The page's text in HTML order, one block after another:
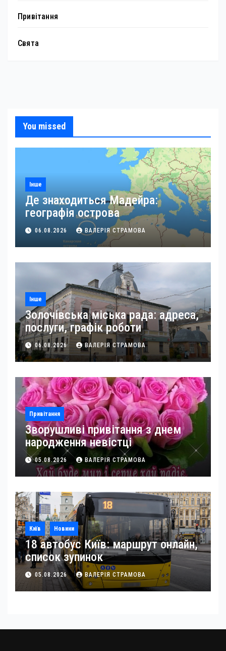
Привітання
Свята
You missed
Інше
Де знаходиться Мадейра:
географія острова
06.08.2026 ВАЛЕРІЯ СТРАМОВА
Інше
Золочівська міська рада: адреса,
послуги, графік роботи
06.08.2026 ВАЛЕРІЯ СТРАМОВА
Привітання
Зворушливі привітання з днем
народження невістці
05.08.2026 ВАЛЕРІЯ СТРАМОВА
Київ Новини
18 автобус Київ: маршрут онлайн,
список зупинок
05.08.2026 ВАЛЕРІЯ СТРАМОВА